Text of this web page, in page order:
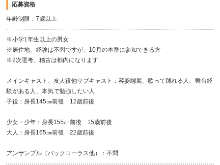
応募資格
年齢制限：7歳以上
※小学1年生以上の男女
※居住地、経験は不問ですが、10月の本番に参加できる方
※2次選考、稽古は都内になります
メインキャスト、友人役他サブキャスト：容姿端麗、歌って踊れる人、舞台経
験がある人、本気で勉強したい人
子役：身長145㎝前後 12歳前後
少女・少年：身長155㎝前後 15歳前後
大人：身長165㎝前後 22歳前後
アンサンブル（バックコーラス他）：不問